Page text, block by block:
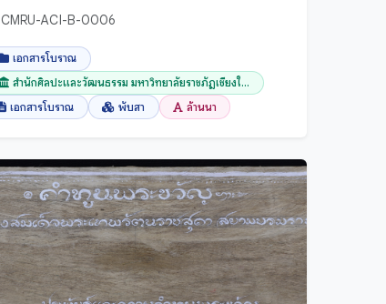
CMRU-ACI-B-0006
เอกสารโบราณ
สำนักศิลปะและวัฒนธรรม มหาวิทยาลัยราชภัฏเชียงใ...
เอกสารโบราณ
พับสา ล้านนา